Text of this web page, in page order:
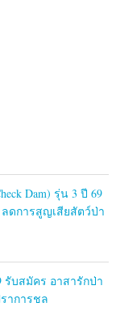
Dam) รุ่น 3 ปี 69
ดการสูญเสียสัตว์ป่า
รับสมัคร อาสารักป่า
าการชล